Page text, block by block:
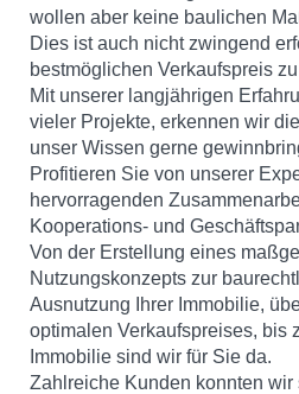
wollen aber keine baulichen
Dies ist auch nicht zwingend
bestmöglichen Verkaufspreis
Mit unserer langjährigen
vieler Projekte, erkennen wir
unser Wissen gerne
Profitieren Sie von unserer
hervorragenden
Kooperations- und
Von der Erstellung eines
Nutzungskonzepts zur
Ausnutzung Ihrer Immobilie,
optimalen Verkaufspreises, bis
Immobilie sind wir für Sie da.
Zahlreiche Kunden konnten wir